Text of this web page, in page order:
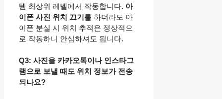
템 최상위 레벨에서 작동합니다. 아
이폰 사진 위치 끄기를 하더라도 아
이폰 분실 시 위치 추적은 정상적으
로 작동하니 안심하셔도 됩니다.
Q3: 사진을 카카오톡이나 인스타그
램으로 보낼 때도 위치 정보가 전송
되나요?